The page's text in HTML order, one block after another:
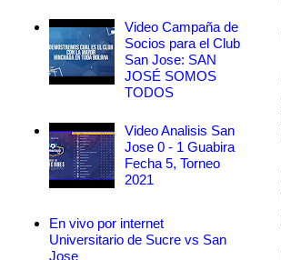
Video Campaña de
Socios para el Club
San Jose: SAN
JOSÉ SOMOS
TODOS
Video Analisis San
Jose 0 - 1 Guabira
Fecha 5, Torneo
2021
En vivo por internet
Universitario de Sucre vs San
Jose